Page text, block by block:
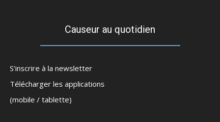
Causeur au quotidien
S’inscrire à la newsletter
Télécharger les applications
(mobile / tablette)